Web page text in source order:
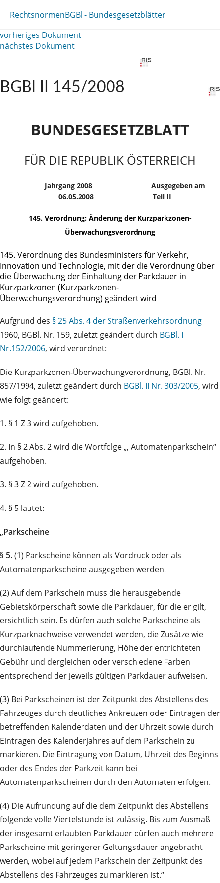
RechtsnormenBGBl - Bundesgesetzblätter
vorheriges Dokument
nächstes Dokument
BGBl II 145/2008
BUNDESGESETZBLATT
FÜR DIE REPUBLIK ÖSTERREICH
Jahrgang 2008
Ausgegeben am
06.05.2008
Teil II
145. Verordnung: Änderung der Kurzparkzonen-
Überwachungsverordnung
145. Verordnung des Bundesministers für Verkehr,
Innovation und Technologie, mit der die Verordnung über
die Überwachung der Einhaltung der Parkdauer in
Kurzparkzonen (Kurzparkzonen-
Überwachungsverordnung) geändert wird
Aufgrund des § 25 Abs. 4 der Straßenverkehrsordnung
1960, BGBl. Nr. 159, zuletzt geändert durch BGBl. I
Nr.152/2006, wird verordnet:
Die Kurzparkzonen-Überwachungverordnung, BGBl. Nr.
857/1994, zuletzt geändert durch BGBl. II Nr. 303/2005, wird
wie folgt geändert:
1. § 1 Z 3 wird aufgehoben.
2. In § 2 Abs. 2 wird die Wortfolge „, Automatenparkschein“
aufgehoben.
3. § 3 Z 2 wird aufgehoben.
4. § 5 lautet:
„Parkscheine
§ 5.(1) Parkscheine können als Vordruck oder als
Automatenparkscheine ausgegeben werden.
(2) Auf dem Parkschein muss die herausgebende
Gebietskörperschaft sowie die Parkdauer, für die er gilt,
ersichtlich sein. Es dürfen auch solche Parkscheine als
Kurzparknachweise verwendet werden, die Zusätze wie
durchlaufende Nummerierung, Höhe der entrichteten
Gebühr und dergleichen oder verschiedene Farben
entsprechend der jeweils gültigen Parkdauer aufweisen.
(3) Bei Parkscheinen ist der Zeitpunkt des Abstellens des
Fahrzeuges durch deutliches Ankreuzen oder Eintragen der
betreffenden Kalenderdaten und der Uhrzeit sowie durch
Eintragen des Kalenderjahres auf dem Parkschein zu
markieren. Die Eintragung von Datum, Uhrzeit des Beginns
oder des Endes der Parkzeit kann bei
Automatenparkscheinen durch den Automaten erfolgen.
(4) Die Aufrundung auf die dem Zeitpunkt des Abstellens
folgende volle Viertelstunde ist zulässig. Bis zum Ausmaß
der insgesamt erlaubten Parkdauer dürfen auch mehrere
Parkscheine mit geringerer Geltungsdauer angebracht
werden, wobei auf jedem Parkschein der Zeitpunkt des
Abstellens des Fahrzeuges zu markieren ist.“